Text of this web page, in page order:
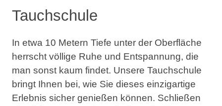
Tauchschule
In etwa 10 Metern Tiefe unter der Oberfläche
herrscht völlige Ruhe und Entspannung, die
man sonst kaum findet. Unsere Tauchschule
bringt Ihnen bei, wie Sie dieses einzigartige
Erlebnis sicher genießen können. Schließen